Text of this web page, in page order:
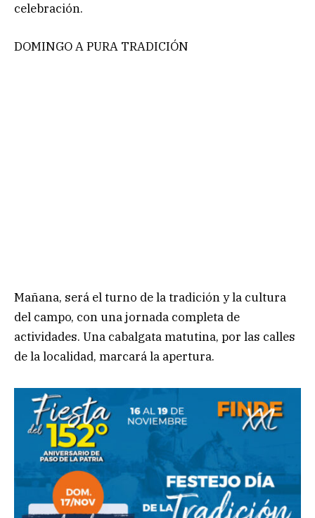
celebración.
DOMINGO A PURA TRADICIÓN
Mañana, será el turno de la tradición y la cultura
del campo, con una jornada completa de
actividades. Una cabalgata matutina, por las calles
de la localidad, marcará la apertura.